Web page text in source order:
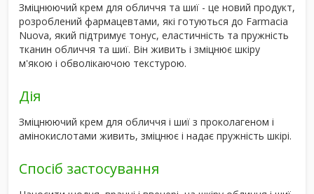
Зміцнюючий крем для обличчя та шиї - це новий продукт,
розроблений фармацевтами, які готуються до Farmacia
Nuova, який підтримує тонус, еластичність та пружність
тканин обличчя та шиї. Він живить і зміцнює шкіру
м'якою і обволікаючою текстурою.
Дія
Зміцнюючий крем для обличчя і шиї з проколагеном і
амінокислотами живить, зміцнює і надає пружність шкірі.
Спосіб застосування